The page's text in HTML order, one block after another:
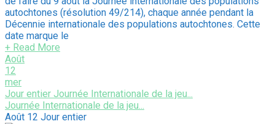
autochtones (résolution 49/214), chaque année pendant la
Décennie internationale des populations autochtones. Cette
date marque le
+ Read More
Août
12
mer
Jour entier Journée Internationale de la jeu...
Journée Internationale de la jeu...
Août 12 Jour entier